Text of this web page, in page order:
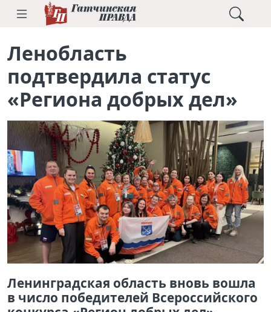
Ленобласть
подтвердила статус
«Региона добрых дел»
Ленинградская область вновь вошла
в число победителей Всероссийского